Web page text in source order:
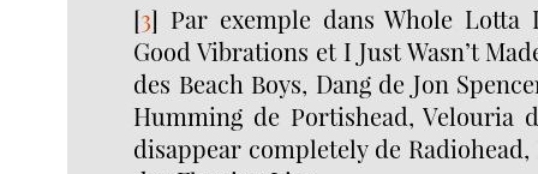
[3] Par exemple dans Whole Lotta
Good Vibrations et I Just Wasn’t
des Beach Boys, Dang de Jon
Humming de Portishead, Velouria
disappear completely de